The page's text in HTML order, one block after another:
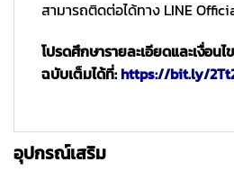
สามารถติดต่อได้ทาง LINE
โปรดศึกษารายละเอียดและเงื่อน
ฉบับเต็มได้ที่:https://bit.ly/
อุปกรณ์เสริม